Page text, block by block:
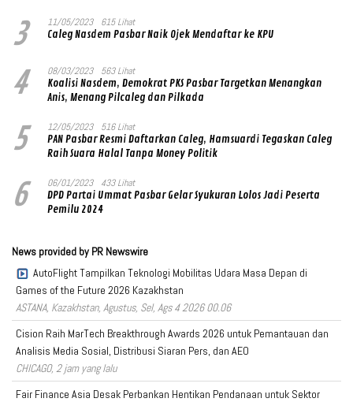
3 11/05/2023 615 Lihat
Caleg Nasdem Pasbar Naik Ojek Mendaftar ke KPU
4 08/03/2023 563 Lihat
Koalisi Nasdem, Demokrat PKS Pasbar Targetkan Menangkan
Anis, Menang Pilcaleg dan Pilkada
5 12/05/2023 516 Lihat
PAN Pasbar Resmi Daftarkan Caleg, Hamsuardi Tegaskan Caleg
Raih Suara Halal Tanpa Money Politik
6 06/01/2023 433 Lihat
DPD Partai Ummat Pasbar Gelar Syukuran Lolos Jadi Peserta
Pemilu 2024
News provided by PR Newswire
AutoFlight Tampilkan Teknologi Mobilitas Udara Masa Depan di
Games of the Future 2026 Kazakhstan
ASTANA, Kazakhstan, Agustus, Sel, Ags 4 2026 00.06
Cision Raih MarTech Breakthrough Awards 2026 untuk Pemantauan dan
Analisis Media Sosial, Distribusi Siaran Pers, dan AEO
CHICAGO, 2 jam yang lalu
Fair Finance Asia Desak Perbankan Hentikan Pendanaan untuk Sektor